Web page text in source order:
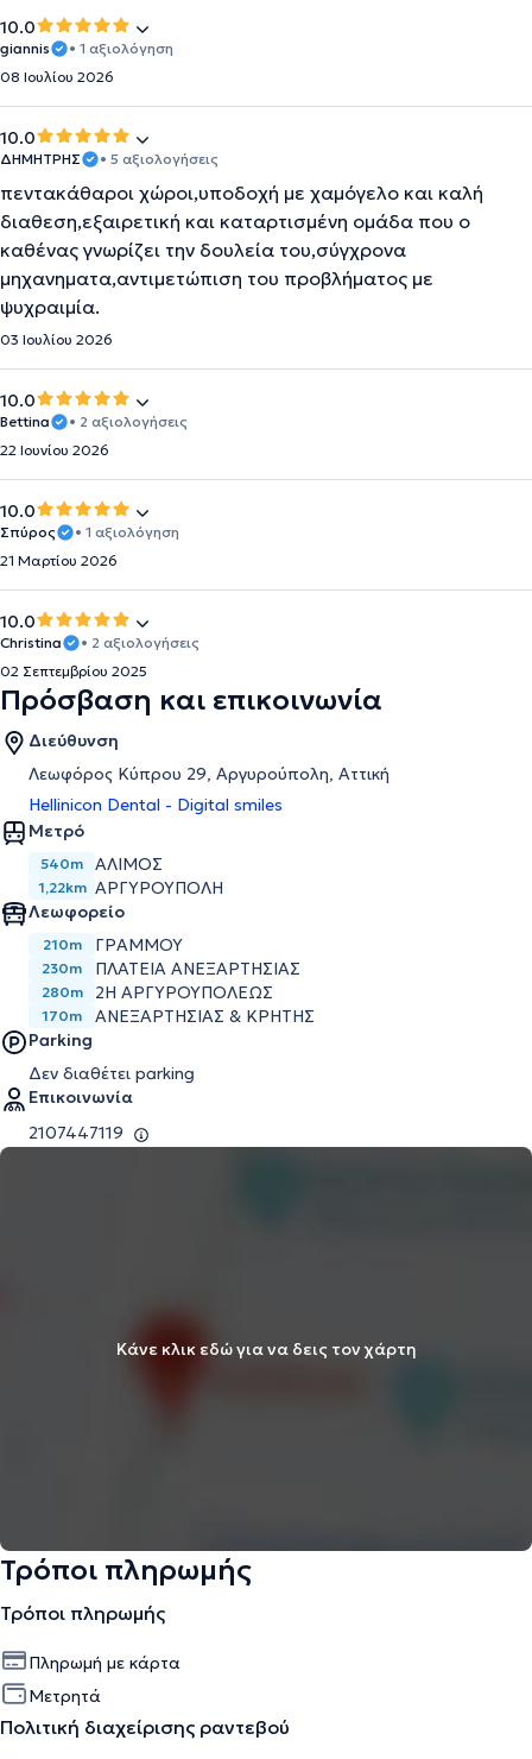
10.0
giannis
• 1 αξιολόγηση
08 Ιουλίου 2026
10.0
ΔΗΜΗΤΡΗΣ • 5 αξιολογήσεις
πεντακάθαροι χώροι,υποδοχή με χαμόγελο και καλή
διαθεση,εξαιρετική και καταρτισμένη ομάδα που ο
καθένας γνωρίζει την δουλεία του,σύγχρονα
μηχανηματα,αντιμετώπιση του προβλήματος με
ψυχραιμία.
03 Ιουλίου 2026
10.0
Bettina
• 2 αξιολογήσεις
22 Ιουνίου 2026
10.0
Σπύρος
• 1 αξιολόγηση
21 Μαρτίου 2026
10.0
Christina
• 2 αξιολογήσεις
02 Σεπτεμβρίου 2025
Πρόσβαση και επικοινωνία
Διεύθυνση
Λεωφόρος Κύπρου 29, Αργυρούπολη, Αττική
Hellinicon Dental - Digital smiles
Μετρό
540m ΆΛΙΜΟΣ
1,22km ΑΡΓΥΡΟΎΠΟΛΗ
Λεωφορείο
210m ΓΡΑΜΜΟΥ
230m ΠΛΑΤΕΙΑ ΑΝΕΞΑΡΤΗΣΙΑΣ
280m 2Η ΑΡΓΥΡΟΥΠΟΛΕΩΣ
170m
ΑΝΕΞΑΡΤΗΣΙΑΣ & ΚΡΗΤΗΣ
Parking
Δεν διαθέτει parking
Επικοινωνία
2107447119
Κάνε κλικ εδώ για να δεις τον χάρτη
Τρόποι πληρωμής
Τρόποι πληρωμής
Πληρωμή με κάρτα
Μετρητά
Πολιτική διαχείρισης ραντεβού